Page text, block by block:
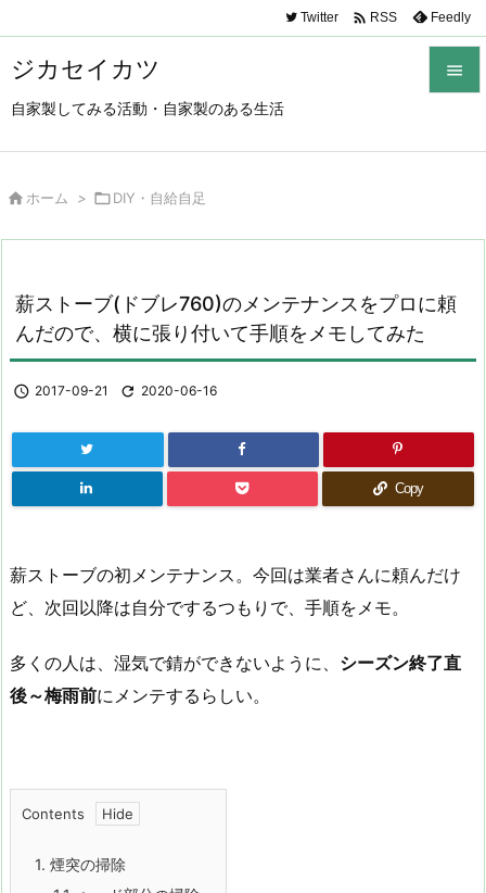
ジカセイカツ
自家製してみる活動・自家製のある生活

次へ
検索
Twitter  RSS Feedly
 ホーム > DIY・自給自足
薪ストーブ(ドブレ760)のメンテナンスをプロに頼
んだので、横に張り付いて手順をメモしてみた
 2017-09-21  2020-06-16
Copy
薪ストーブの初メンテナンス。今回は業者さんに頼んだけ
ど、次回以降は自分でするつもりで、手順をメモ。
多くの人は、湿気で錆ができないように、 シーズン終了直
後～梅雨前にメンテするらしい。
Contents
1. 煙突の掃除